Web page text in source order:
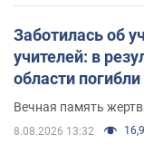
Заботилась об
учителей: в
области
муж и внук
Вечная память
8.08.2026 13:32